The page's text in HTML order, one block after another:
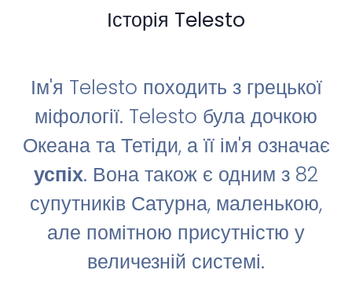
Історія Telesto
Ім'я Telesto походить з грецької
міфології. Telesto була дочкою
Океана та Тетіди, а її ім'я означає
успіх. Вона також є одним з 82
супутників Сатурна, маленькою,
але помітною присутністю у
величезній системі.